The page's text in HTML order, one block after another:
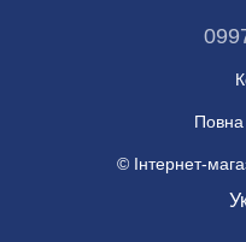
Повна
© Інтернет-